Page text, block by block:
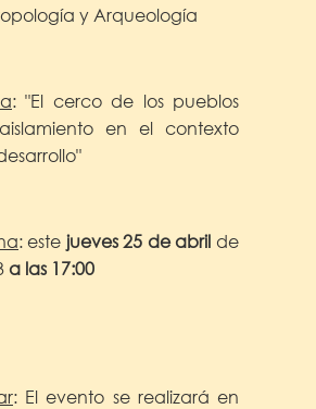
y Arqueología
: "El cerco de los pueblos
en el contexto
: este jueves 25 de abril de
a las 17:00
: El evento se realizará en